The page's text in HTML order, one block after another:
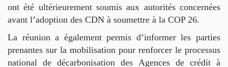
ont été ultérieurement soumis aux autorités concernées
avant l’adoption des CDN à soumettre à la COP 26.
La réunion a également permis d’informer les parties
prenantes sur la mobilisation pour renforcer le processus
national de décarbonisation des Agences de crédit à